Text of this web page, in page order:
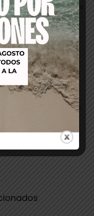
Reparan la superficie
los colorantes y
+ 75 ml de Creme
10 min. para cabellos
minutos + 5 en